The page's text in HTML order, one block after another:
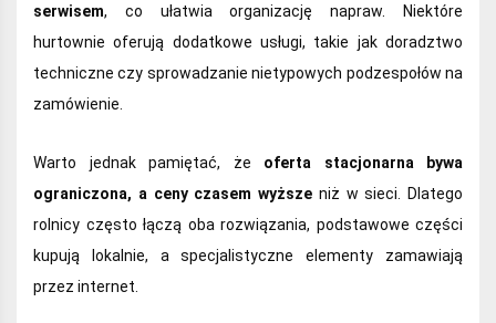
serwisem, co ułatwia organizację napraw. Niektóre
hurtownie oferują dodatkowe usługi, takie jak doradztwo
techniczne czy sprowadzanie nietypowych podzespołów na
zamówienie.
Warto jednak pamiętać, że oferta stacjonarna bywa
ograniczona, a ceny czasem wyższe niż w sieci. Dlatego
rolnicy często łączą oba rozwiązania, podstawowe części
kupują lokalnie, a specjalistyczne elementy zamawiają
przez internet.